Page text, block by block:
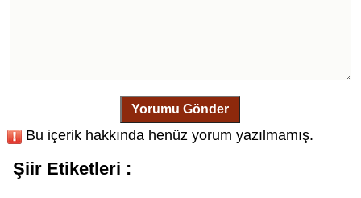
Yorumu Gönder
Bu içerik hakkında henüz yorum yazılmamış.
Şiir Etiketleri :